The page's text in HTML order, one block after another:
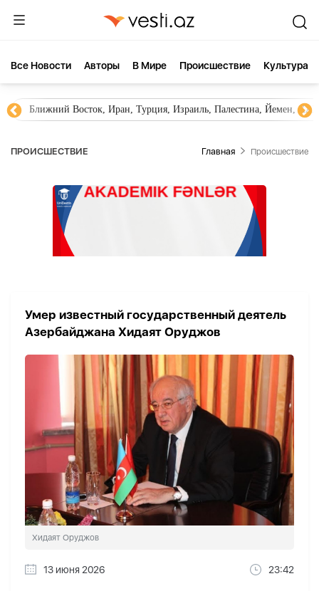
Все Новости Aвторы В Мире Происшествие Культура
Ближний Восток, Иран, Турция, Израиль, Палестина, Йемен,
ПРОИСШЕСТВИЕ Главная Происшествие
Умер известный государственный деятель
Азербайджана Хидаят Оруджов
Хидаят Оруджов
13 июня 2026 23:42